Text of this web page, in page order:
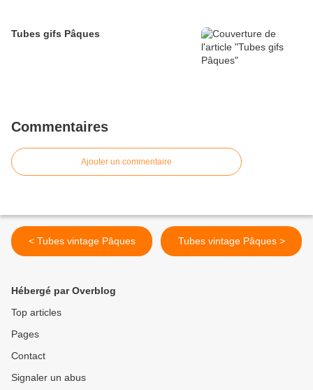
Tubes gifs Pâques
Commentaires
Ajouter un commentaire
< Tubes vintage Pâques Tubes vintage Pâques >
Hébergé par Overblog
Top articles
Pages
Contact
Signaler un abus